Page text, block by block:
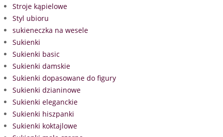
Stroje kąpielowe
Styl ubioru
sukieneczka na wesele
Sukienki
Sukienki basic
Sukienki damskie
Sukienki dopasowane do figury
Sukienki dzianinowe
Sukienki eleganckie
Sukienki hiszpanki
Sukienki koktajlowe